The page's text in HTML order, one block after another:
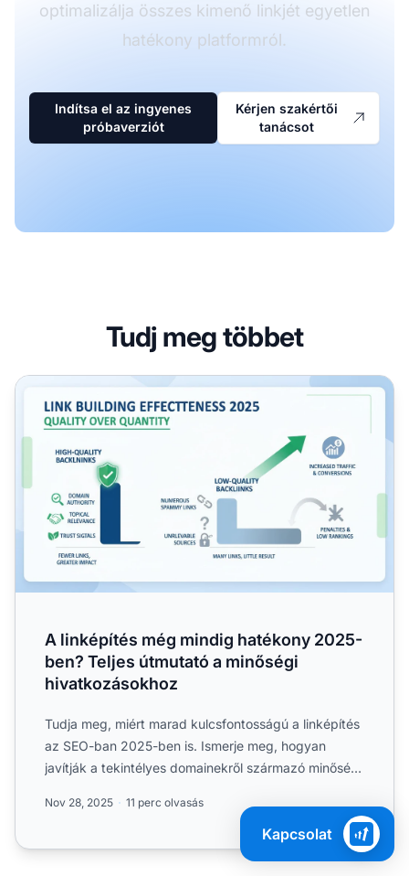
optimalizálja összes kimenő linkjét egyetlen
hatékony platformról.
Indítsa el az ingyenes
próbaverziót
Kérjen szakértői
tanácsot
Tudj meg többet
A linképítés még mindig hatékony 2025-ben? Teljes
A linképítés még mindig hatékony 2025-
ben? Teljes útmutató a minőségi
hivatkozásokhoz
Tudja meg, miért marad kulcsfontosságú a linképítés
az SEO-ban 2025-ben is. Ismerje meg, hogyan
javítják a tekintélyes domainekről származó minőségi
Nov 28, 2025 11 perc olvasás
Kapcsolat